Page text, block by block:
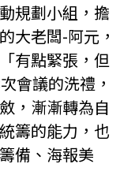
規劃小組，擔
大老闆-阿元，
有點緊張，但
會議的洗禮，
，漸漸轉為自
籌的能力，也
備、海報美